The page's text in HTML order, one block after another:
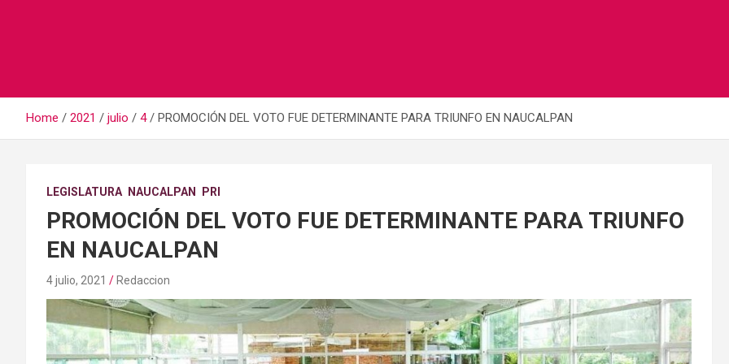
Home 2021 julio 4 PROMOCIÓN DEL VOTO FUE DETERMINANTE PARA TRIUNFO EN NAUCALPAN
LEGISLATURA NAUCALPAN PRI
PROMOCIÓN DEL VOTO FUE DETERMINANTE PARA TRIUNFO
EN NAUCALPAN
4 julio, 2021 Redaccion